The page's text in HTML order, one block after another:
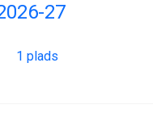
27